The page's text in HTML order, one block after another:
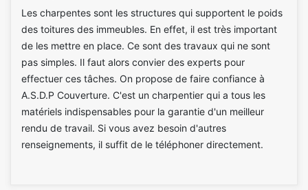
Les charpentes sont les structures qui supportent le poids
des toitures des immeubles. En effet, il est très important
de les mettre en place. Ce sont des travaux qui ne sont
pas simples. Il faut alors convier des experts pour
effectuer ces tâches. On propose de faire confiance à
A.S.D.P Couverture. C'est un charpentier qui a tous les
matériels indispensables pour la garantie d'un meilleur
rendu de travail. Si vous avez besoin d'autres
renseignements, il suffit de le téléphoner directement.